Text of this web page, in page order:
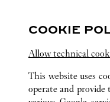
電話での作品のお
COOKIE
Allow technical
This website uses
operate and provide